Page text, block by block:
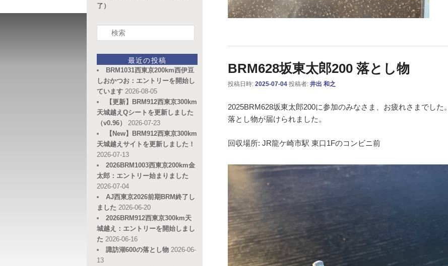
BRM628坂東太郎200 落とし物
投稿日時: 2025-07-04 投稿者: 井出 和之
2025BRM628坂東太郎200に参加のみなさま、お疲れさまでした。
落とし物が届けられました。
回収場所: JR龍ケ崎市駅 東口1Fのコンビニ前
了）
最近の投稿
BRM1031西東京200km西伊豆
しおかつお：エントリーを開始し
ています 2026-08-05
【更新】BRM912西東京300km
天城越えQシートを更新しました
（v0.96）
2026-07-23
【New】BRM912西東京300km
天城越えサイトを更新しました！
2026-07-13
2026BRM1003西東京200km金
太郎：エントリー始まりました
2026-07-04
AJ西東京2026前期BRM終了し
ました 2026-06-20
2026BRM912西東京300km天
城越え：エントリーを開始しまし
た 2026-06-16
諏訪湖600の落とし物 2026-06-
13